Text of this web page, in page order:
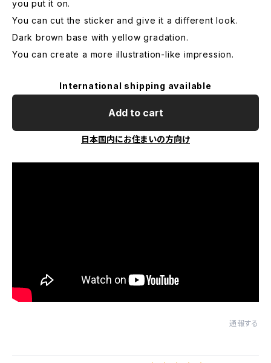
you put it on.
You can cut the sticker and give it a different look.
Dark brown base with yellow gradation.
You can create a more illustration-like impression.
International shipping available
Add to cart
日本国内にお住まいの方向け
通報する